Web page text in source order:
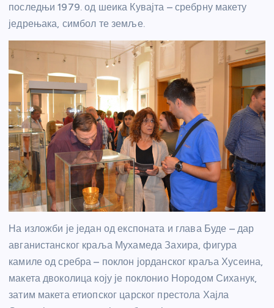
последњи 1979. од шеика Кувајта – сребрну макету
једрењака, симбол те земље.
На изложби је један од експоната и глава Буде – дар
авганистанског краља Мухамеда Захира, фигура
камиле од сребра – поклон јорданског краља Хусеина,
макета двоколица коју је поклонио Нородом Сиханук,
затим макета етиопског царског престола Хајла